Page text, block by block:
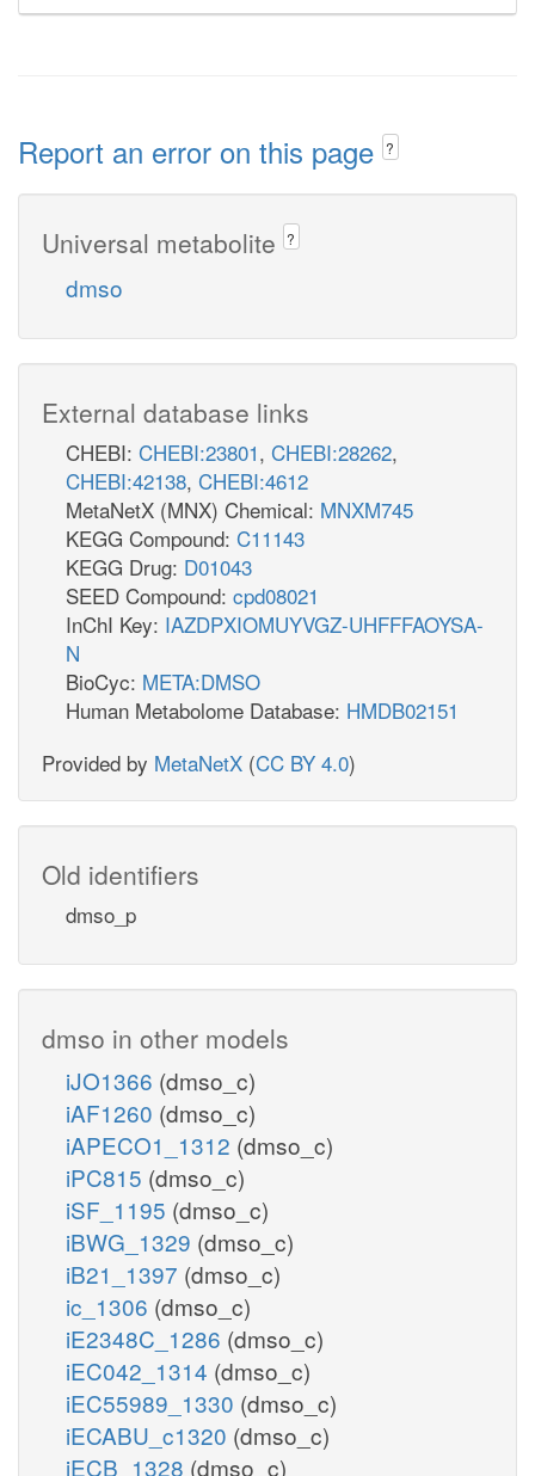
Report an error on this page ?
Universal metabolite ?
dmso
External database links
CHEBI: CHEBI:23801, CHEBI:28262,
CHEBI:42138, CHEBI:4612
MetaNetX (MNX) Chemical: MNXM745
KEGG Compound: C11143
KEGG Drug: D01043
SEED Compound: cpd08021
InChI Key: IAZDPXIOMUYVGZ-UHFFFAOYSA-
N
BioCyc: META:DMSO
Human Metabolome Database: HMDB02151
Provided by MetaNetX (CC BY 4.0)
Old identifiers
dmso_p
dmso in other models
iJO1366 (dmso_c)
iAF1260 (dmso_c)
iAPECO1_1312 (dmso_c)
iPC815 (dmso_c)
iSF_1195 (dmso_c)
iBWG_1329 (dmso_c)
iB21_1397 (dmso_c)
ic_1306 (dmso_c)
iE2348C_1286 (dmso_c)
iEC042_1314 (dmso_c)
iEC55989_1330 (dmso_c)
iECABU_c1320 (dmso_c)
iECB_1328 (dmso_c)